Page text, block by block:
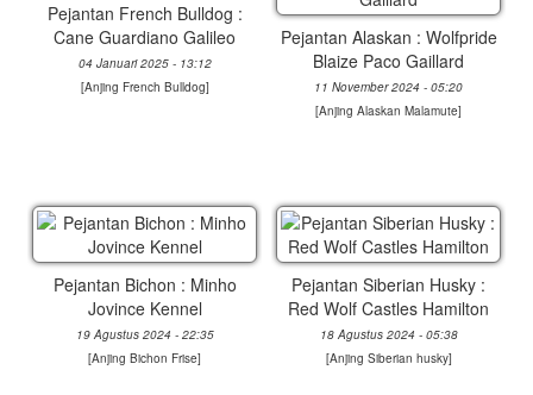
Pejantan French Bulldog :
Cane Guardiano Galileo
04 Januari 2025 - 13:12
[Anjing French Bulldog]
Pejantan Alaskan : Wolfpride
Blaize Paco Gaillard
11 November 2024 - 05:20
[Anjing Alaskan Malamute]
Pejantan Bichon : Minho
Jovince Kennel
19 Agustus 2024 - 22:35
[Anjing Bichon Frise]
Pejantan Siberian Husky :
Red Wolf Castles Hamilton
18 Agustus 2024 - 05:38
[Anjing Siberian husky]